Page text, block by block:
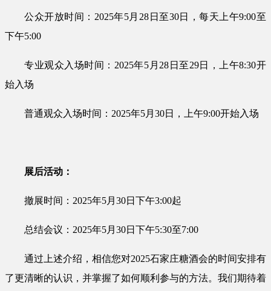
公众开放时间：2025年5月28日至30日，每天上午9:00至
下午5:00
专业观众入场时间：2025年5月28日至29日，上午8:30开
始入场
普通观众入场时间：2025年5月30日，上午9:00开始入场
展后活动：
撤展时间：2025年5月30日下午3:00起
总结会议：2025年5月30日下午5:30至7:00
通过上述介绍，相信您对2025石家庄糖酒会的时间安排有
了更清晰的认识，并掌握了如何顺利参与的方法。我们期待着